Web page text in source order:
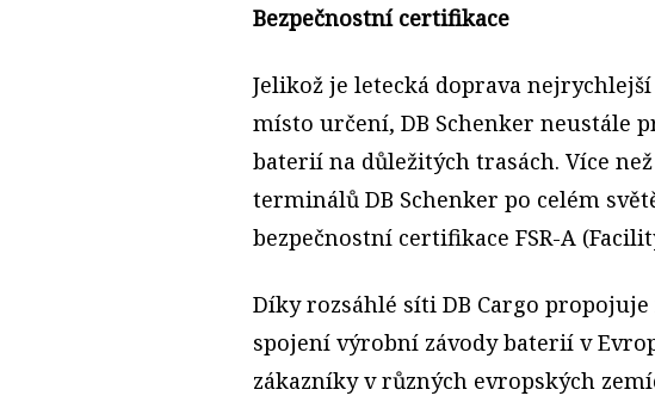
Bezpečnostní certifikace
Jelikož je letecká doprava
místo určení, DB Schenker neustále
baterií na důležitých trasách. Více
terminálů DB Schenker po celém
bezpečnostní certifikace FSR-A
Díky rozsáhlé síti DB Cargo
spojení výrobní závody baterií v
zákazníky v různých evropských